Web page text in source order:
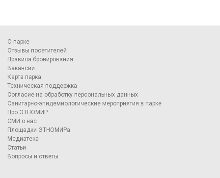
О парке
Отзывы посетителей
Правила бронирования
Вакансии
Карта парка
Техническая поддержка
Согласие на обработку персональных данных
Санитарно-эпидемиологические мероприятия в парке
Про ЭТНОМИР
СМИ о нас
Площадки ЭТНОМИРа
Медиатека
Статьи
Вопросы и ответы